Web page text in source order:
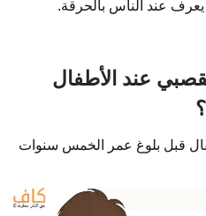
عند الأطفال
قبل بلوغ عمر الخمس سنوات